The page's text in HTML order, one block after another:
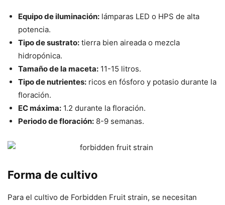
Equipo de iluminación: lámparas LED o HPS de alta
potencia.
Tipo de sustrato: tierra bien aireada o mezcla
hidropónica.
Tamaño de la maceta: 11-15 litros.
Tipo de nutrientes: ricos en fósforo y potasio durante la
floración.
EC máxima: 1.2 durante la floración.
Periodo de floración: 8-9 semanas.
Forma de cultivo
Para el cultivo de Forbidden Fruit strain, se necesitan